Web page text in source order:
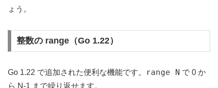
ょう。
整数の range（Go 1.22）
Go 1.22 で追加された便利な機能です。 range N で 0 か
ら N-1 まで繰り返せます。